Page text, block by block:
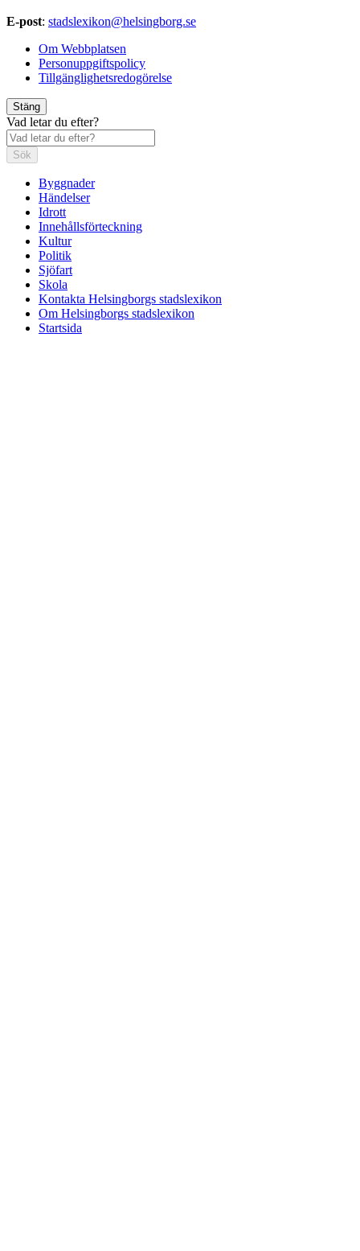
E-post: stadslexikon@helsingborg.se
Om Webbplatsen
Personuppgiftspolicy
Tillgänglighetsredogörelse
Stäng
Vad letar du efter?
Sök
Byggnader
Händelser
Idrott
Innehållsförteckning
Kultur
Politik
Sjöfart
Skola
Kontakta Helsingborgs stadslexikon
Om Helsingborgs stadslexikon
Startsida